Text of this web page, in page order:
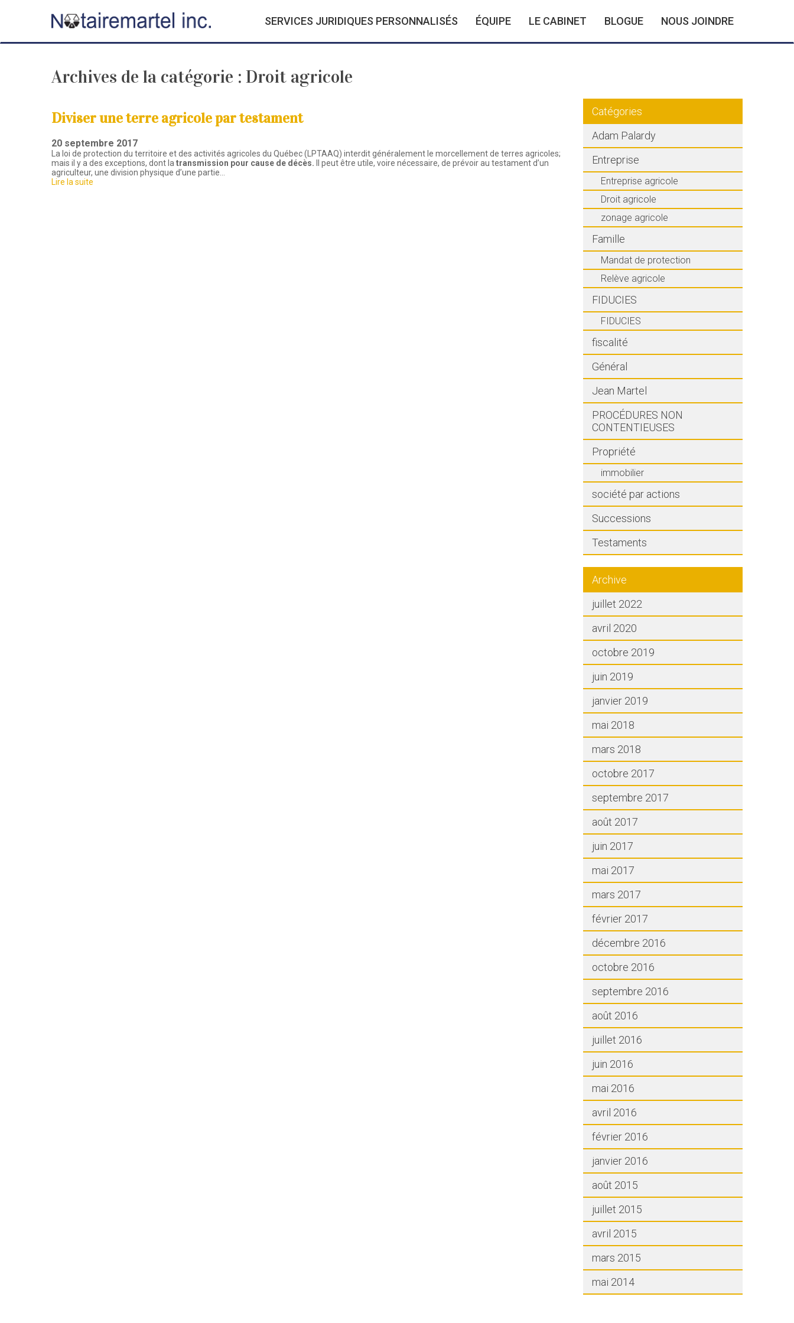
SERVICES JURIDIQUES PERSONNALISÉS ÉQUIPE LE CABINET BLOGUE NOUS JOINDRE
Archives de la catégorie : Droit agricole
Diviser une terre agricole par testament
20 septembre 2017
La loi de protection du territoire et des activités agricoles du Québec (LPTAAQ) interdit généralement le morcellement de terres agricoles;
mais il y a des exceptions, dont la transmission pour cause de décès.
Il peut être utile, voire nécessaire, de prévoir au testament d’un
agriculteur, une division physique d’une partie…
Lire la suite
Catégories
Adam Palardy
Entreprise
Entreprise agricole
Droit agricole
zonage agricole
Famille
Mandat de protection
Relève agricole
FIDUCIES
FIDUCIES
fiscalité
Général
Jean Martel
PROCÉDURES NON
CONTENTIEUSES
Propriété
immobilier
société par actions
Successions
Testaments
Archive
juillet 2022
avril 2020
octobre 2019
juin 2019
janvier 2019
mai 2018
mars 2018
octobre 2017
septembre 2017
août 2017
juin 2017
mai 2017
mars 2017
février 2017
décembre 2016
octobre 2016
septembre 2016
août 2016
juillet 2016
juin 2016
mai 2016
avril 2016
février 2016
janvier 2016
août 2015
juillet 2015
avril 2015
mars 2015
mai 2014